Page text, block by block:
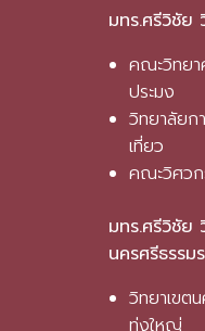
มทร.ศรีวิชัย
คณะวิทยา
ประมง
วิทยาลัยก
เที่ยว
คณะวิศวก
มทร.ศรีวิชัย
นครศรีธรรม
วิทยาเขต
ทุ่งใหญ่